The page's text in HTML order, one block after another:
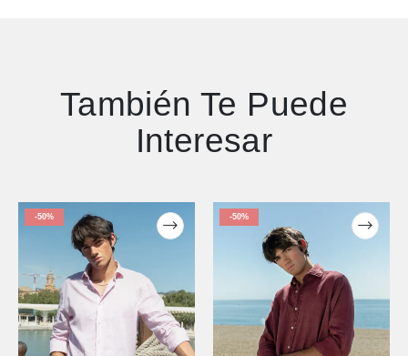
También Te Puede
Interesar
-50% -50%